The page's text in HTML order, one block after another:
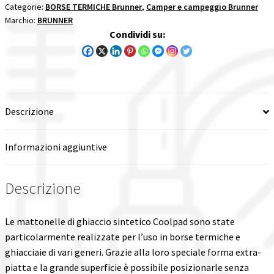
Il mio account
Categorie: BORSE TERMICHE Brunner, Camper e campeggio Brunner
Marchio: BRUNNER
Condividi su:
Descrizione
Informazioni aggiuntive
Descrizione
Le mattonelle di ghiaccio sintetico Coolpad sono state
particolarmente realizzate per l’uso in borse termiche e
ghiacciaie di vari generi. Grazie alla loro speciale forma extra-
piatta e la grande superficie è possibile posizionarle senza